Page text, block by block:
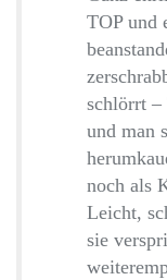
TOP und
schlörrt –
und man
noch als
Leicht,
sie